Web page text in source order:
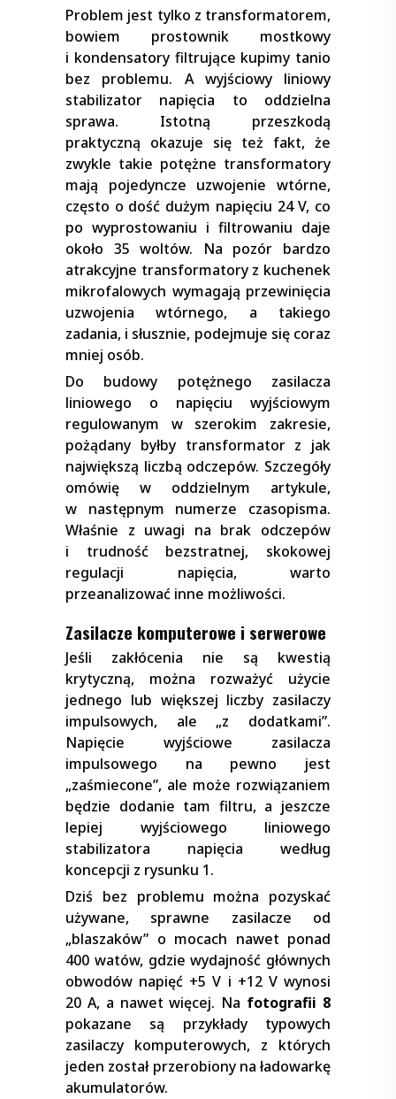
Problem jest tylko z transformatorem,
bowiem prostownik mostkowy
i kondensatory filtrujące kupimy tanio
bez problemu. A wyjściowy liniowy
stabilizator napięcia to oddzielna
sprawa. Istotną przeszkodą
praktyczną okazuje się też fakt, że
zwykle takie potężne transformatory
mają pojedyncze uzwojenie wtórne,
często o dość dużym napięciu 24 V, co
po wyprostowaniu i filtrowaniu daje
około 35 woltów. Na pozór bardzo
atrakcyjne transformatory z kuchenek
mikrofalowych wymagają przewinięcia
uzwojenia wtórnego, a takiego
zadania, i słusznie, podejmuje się coraz
mniej osób.
Do budowy potężnego zasilacza
liniowego o napięciu wyjściowym
regulowanym w szerokim zakresie,
pożądany byłby transformator z jak
największą liczbą odczepów. Szczegóły
omówię w oddzielnym artykule,
w następnym numerze czasopisma.
Właśnie z uwagi na brak odczepów
i trudność bezstratnej, skokowej
regulacji napięcia, warto
przeanalizować inne możliwości.
Zasilacze komputerowe i serwerowe
Jeśli zakłócenia nie są kwestią
krytyczną, można rozważyć użycie
jednego lub większej liczby zasilaczy
impulsowych, ale „z dodatkami”.
Napięcie wyjściowe zasilacza
impulsowego na pewno jest
„zaśmiecone”, ale może rozwiązaniem
będzie dodanie tam filtru, a jeszcze
lepiej wyjściowego liniowego
stabilizatora napięcia według
koncepcji z rysunku 1.
Dziś bez problemu można pozyskać
używane, sprawne zasilacze od
„blaszaków” o mocach nawet ponad
400 watów, gdzie wydajność głównych
obwodów napięć +5 V i +12 V wynosi
20 A, a nawet więcej. Na fotografii 8
pokazane są przykłady typowych
zasilaczy komputerowych, z których
jeden został przerobiony na ładowarkę
akumulatorów.